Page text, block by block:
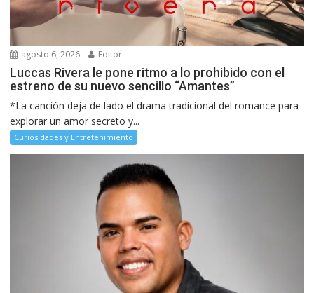
agosto 6, 2026 Editor
Luccas Rivera le pone ritmo a lo prohibido con el
estreno de su nuevo sencillo “Amantes”
*La canción deja de lado el drama tradicional del romance para
explorar un amor secreto y...
Curiosidades y Entretenimiento